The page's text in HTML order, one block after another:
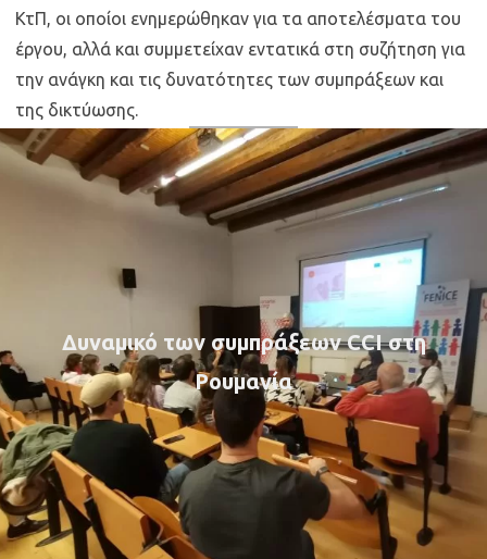
ΚτΠ, οι οποίοι ενημερώθηκαν για τα αποτελέσματα του
έργου, αλλά και συμμετείχαν εντατικά στη συζήτηση για
την ανάγκη και τις δυνατότητες των συμπράξεων και
της δικτύωσης.
Δυναμικό των συμπράξεων CCI στη
Ρουμανία